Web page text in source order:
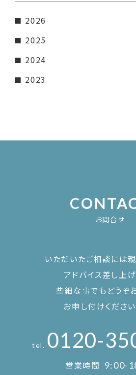
2026
2025
2024
2023
お問合せ
いただいたご相談には
アドバイス差し上げ
些細な事でもどうぞ
お申し付けください
tel. 0120-
営業時間 9:00-